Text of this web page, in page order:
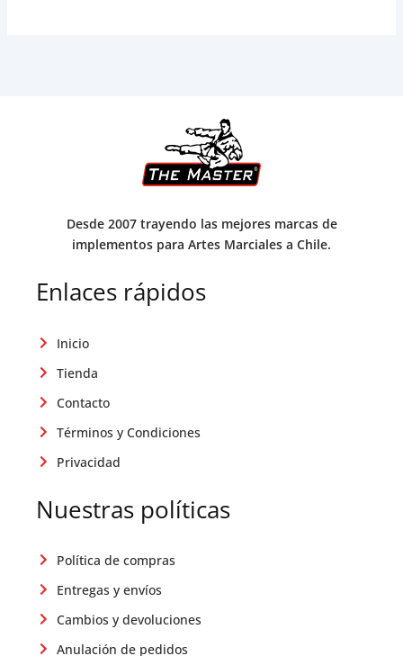
Desde 2007 trayendo las mejores marcas de
implementos para Artes Marciales a Chile.
Enlaces rápidos
Inicio
Tienda
Contacto
Términos y Condiciones
Privacidad
Nuestras políticas
Política de compras
Entregas y envíos
Cambios y devoluciones
Anulación de pedidos